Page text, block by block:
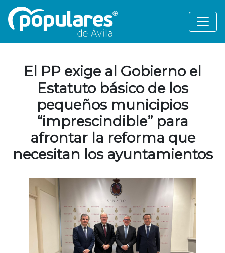
El PP exige al Gobierno el
Estatuto básico de los
pequeños municipios
“imprescindible” para
afrontar la reforma que
necesitan los ayuntamientos